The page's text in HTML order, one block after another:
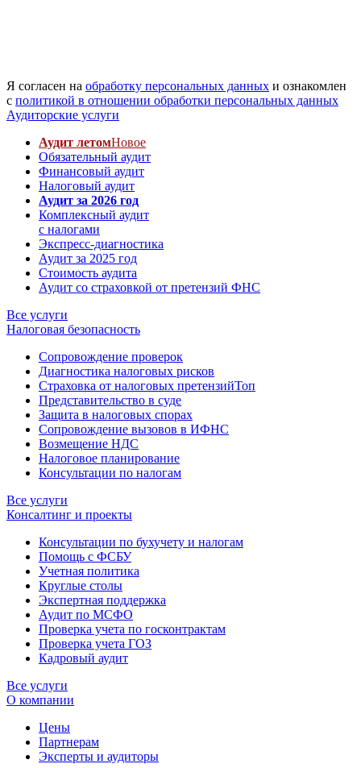
Я согласен на обработку персональных данных и ознакомлен
с политикой в отношении обработки персональных данных
Аудиторские услуги
Аудит летомНовое
Обязательный аудит
Финансовый аудит
Налоговый аудит
Аудит за 2026 год
Комплексный аудит
с налогами
Экспресс-диагностика
Аудит за 2025 год
Стоимость аудита
Аудит со страховкой от претензий ФНС
Все услуги
Налоговая безопасность
Сопровождение проверок
Диагностика налоговых рисков
Страховка от налоговых претензийТоп
Представительство в суде
Защита в налоговых спорах
Сопровождение вызовов в ИФНС
Возмещение НДС
Налоговое планирование
Консультации по налогам
Все услуги
Консалтинг и проекты
Консультации по бухучету и налогам
Помощь с ФСБУ
Учетная политика
Круглые столы
Экспертная поддержка
Аудит по МСФО
Проверка учета по госконтрактам
Проверка учета ГОЗ
Кадровый аудит
Все услуги
О компании
Цены
Партнерам
Эксперты и аудиторы